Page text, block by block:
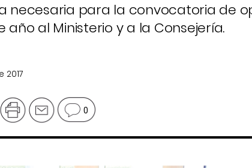
necesaria para la convocatoria de
al Ministerio y a la Consejería.
2017
0